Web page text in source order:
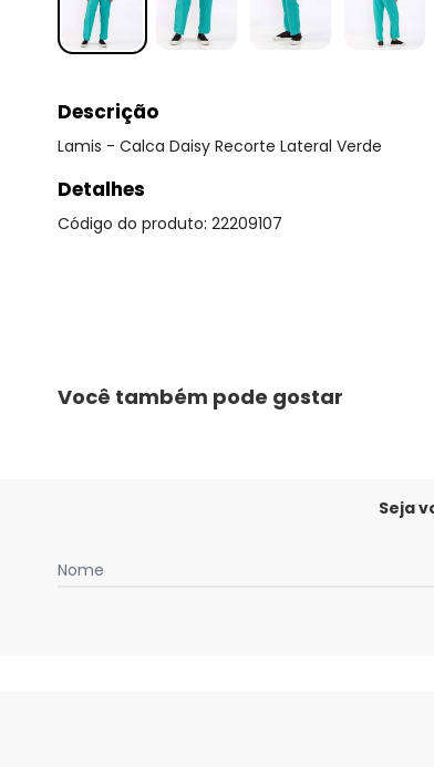
Descrição
Lamis - Calca Daisy Recorte Lateral Verde
Detalhes
Código do produto: 22209107
Você também pode gostar
Seja
Nome